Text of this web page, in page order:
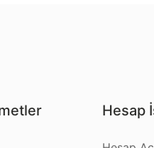
Hesap